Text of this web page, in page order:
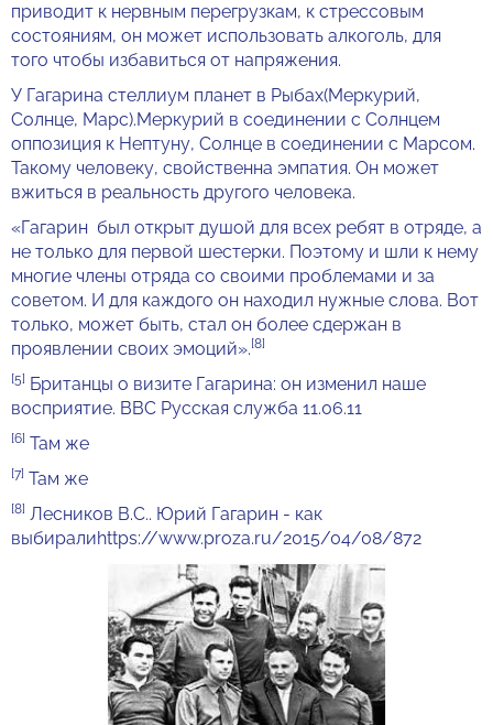
приводит к нервным перегрузкам, к стрессовым
состояниям, он может использовать алкоголь, для
того чтобы избавиться от напряжения.
У Гагарина стеллиум планет в Рыбах(Меркурий,
Солнце, Марс).Меркурий в соединении с Солнцем
оппозиция к Нептуну, Солнце в соединении с Марсом.
Такому человеку, свойственна эмпатия. Он может
вжиться в реальность другого человека.
«Гагарин был открыт душой для всех ребят в отряде, а
не только для первой шестерки. Поэтому и шли к нему
многие члены отряда со своими проблемами и за
советом. И для каждого он находил нужные слова. Вот
только, может быть, стал он более сдержан в
проявлении своих эмоций».[8]
[5] Британцы о визите Гагарина: он изменил наше
восприятие. ВВС Русская служба 11.06.11
[6] Там же
[7] Там же
[8] Лесников В.С.. Юрий Гагарин - как
выбиралиhttps://www.proza.ru/2015/04/08/872